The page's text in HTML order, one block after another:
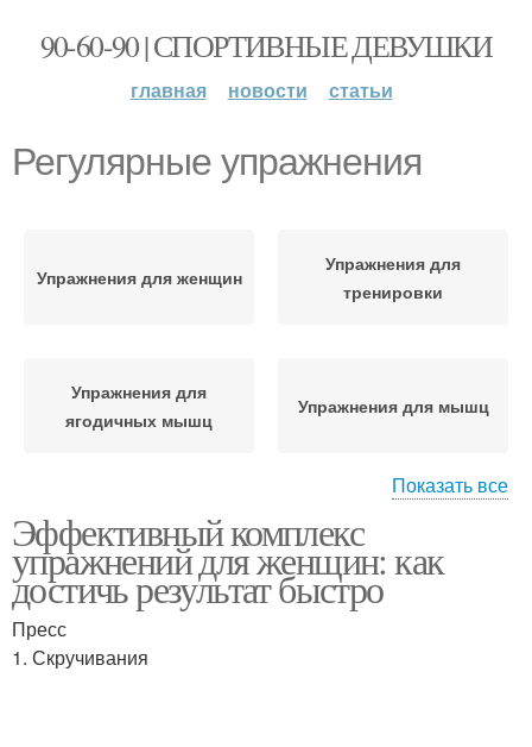
90-60-90 | СПОРТИВНЫЕ ДЕВУШКИ
главная новости статьи
Регулярные упражнения
Упражнения для женщин
Упражнения для
тренировки
Упражнения для
ягодичных мышц
Упражнения для мышц
Упражнения для
достижения
Упражнения во время
Показать все
Эффективный комплекс
упражнений для женщин: как
достичь результат быстро
Пресс
1. Скручивания